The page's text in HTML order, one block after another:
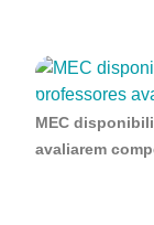
MEC
avaliarem